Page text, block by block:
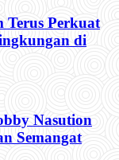
Terus Perkuat
di
Nasution
Semangat